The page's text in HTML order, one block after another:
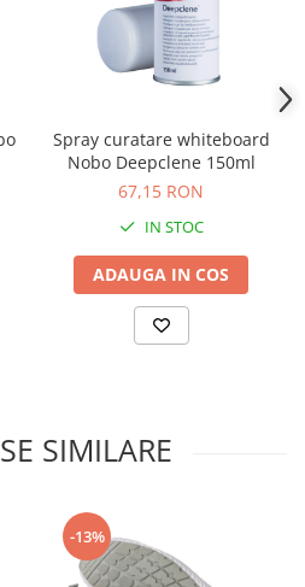
Spray curatare whiteboard
Nobo Deepclene 150ml
67,15 RON
IN STOC
ADAUGA IN COS
SIMILARE
-13%